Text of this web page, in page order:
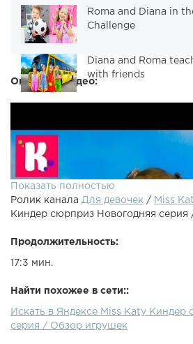
Roma and Diana in
Challenge
Diana and Roma
with friends
Описание видео:
Показать полностью
Ролик канала Для девочек / Miss
Киндер сюрприз Новогодняя
Продолжительность:
17:3 мин.
Найти похожее в сети::
Искать в Яндексе Miss Katy Киндер
серия / Обзор игрушек